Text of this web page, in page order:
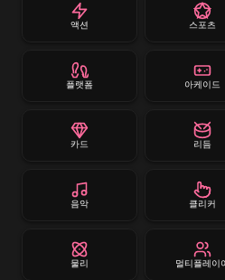
액션 스포츠
플랫폼 아케이드
카드 리듬
음악 클리커
물리 멀티플레이